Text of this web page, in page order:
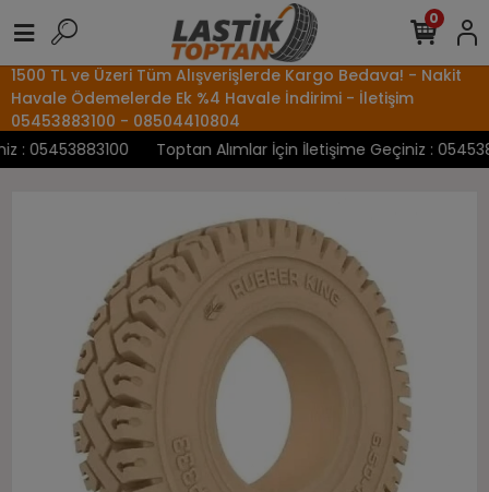
1500 TL ve Üzeri Tüm Alışverişlerde Kargo Bedava! - Nakit
Havale Ödemelerde Ek %4 Havale İndirimi - İletişim
05453883100 - 08504410804
05453883100
Toptan Alımlar İçin İletişime Geçiniz :
0